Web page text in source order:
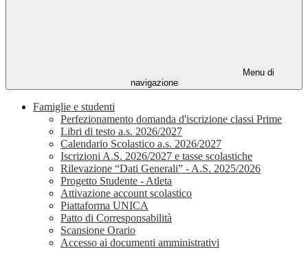
Menu di
navigazione
Famiglie e studenti
Perfezionamento domanda d'iscrizione classi Prime
Libri di testo a.s. 2026/2027
Calendario Scolastico a.s. 2026/2027
Iscrizioni A.S. 2026/2027 e tasse scolastiche
Rilevazione “Dati Generali” - A.S. 2025/2026
Progetto Studente - Atleta
Attivazione account scolastico
Piattaforma UNICA
Patto di Corresponsabilità
Scansione Orario
Accesso ai documenti amministrativi